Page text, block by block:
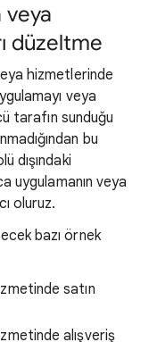
veya
düzeltme
hizmetlerinde
veya
tarafın sunduğu
bu
dışındaki
uygulamanın veya
oluruz.
bazı örnek
satın
alışveriş